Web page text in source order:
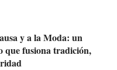
y a la Moda: un
que fusiona tradición,